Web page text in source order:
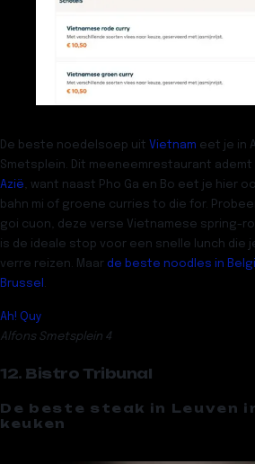
De beste noedelsoep uit Vietnam eet je in
Smetsplein. Dit meeneemrestaurant ademt
Azië , want naast Pho Ga en Bo eet je hier
bahn mi of groene curries to die for.
goi cuon, deze verse Vietnamese spring-
is de ideale stop voor een snelle lunch die
verre reizen. Maar de beste noodles in
Brussel
Ah! Quy
Alfons Smetsplein 4
12. Bistro Tribunal
De beste steak in Leuven
keuken